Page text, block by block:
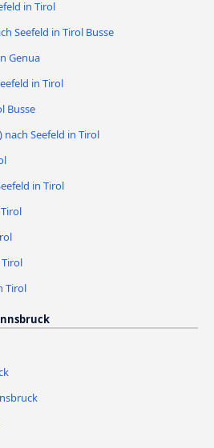
in Tirol
Seefeld in Tirol Busse
Genua
in Tirol
Busse
Seefeld in Tirol
in Tirol
Tirol